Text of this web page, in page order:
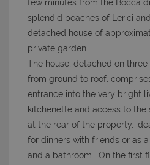
few minutes from the Bocca
splendid beaches of Lerici
detached house of
private garden.
The house, detached on
from ground to roof,
entrance into the very bright
kitchenette and access to the
at the rear of the property,
for dinners with friends or as
and a bathroom. On the first